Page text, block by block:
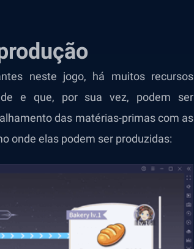
neste jogo, há muitos recursos
e que, por sua vez, podem ser
das matérias-primas com as
onde elas podem ser produzidas: